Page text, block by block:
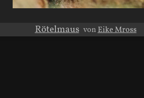
Rötelmaus vonEike Mross